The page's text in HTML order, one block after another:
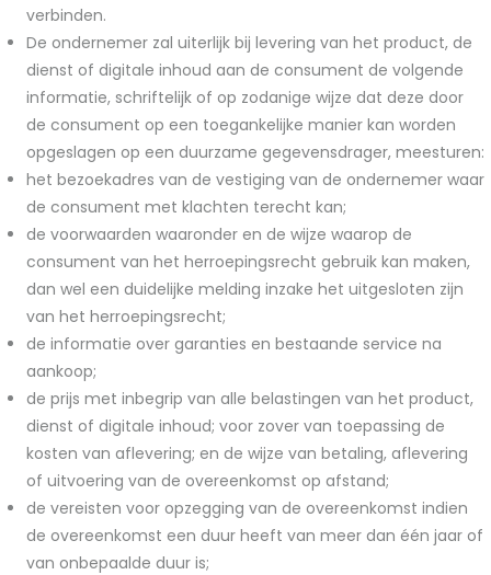
verbinden.
De ondernemer zal uiterlijk bij levering van het product, de
dienst of digitale inhoud aan de consument de volgende
informatie, schriftelijk of op zodanige wijze dat deze door
de consument op een toegankelijke manier kan worden
opgeslagen op een duurzame gegevensdrager, meesturen:
het bezoekadres van de vestiging van de ondernemer waar
de consument met klachten terecht kan;
de voorwaarden waaronder en de wijze waarop de
consument van het herroepingsrecht gebruik kan maken,
dan wel een duidelijke melding inzake het uitgesloten zijn
van het herroepingsrecht;
de informatie over garanties en bestaande service na
aankoop;
de prijs met inbegrip van alle belastingen van het product,
dienst of digitale inhoud; voor zover van toepassing de
kosten van aflevering; en de wijze van betaling, aflevering
of uitvoering van de overeenkomst op afstand;
de vereisten voor opzegging van de overeenkomst indien
de overeenkomst een duur heeft van meer dan één jaar of
van onbepaalde duur is;